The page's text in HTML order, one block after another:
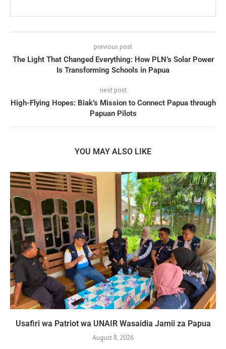
previous post
The Light That Changed Everything: How PLN’s Solar Power
Is Transforming Schools in Papua
next post
High-Flying Hopes: Biak’s Mission to Connect Papua through
Papuan Pilots
YOU MAY ALSO LIKE
Usafiri wa Patriot wa UNAIR Wasaidia Jamii za Papua
August 8, 2026